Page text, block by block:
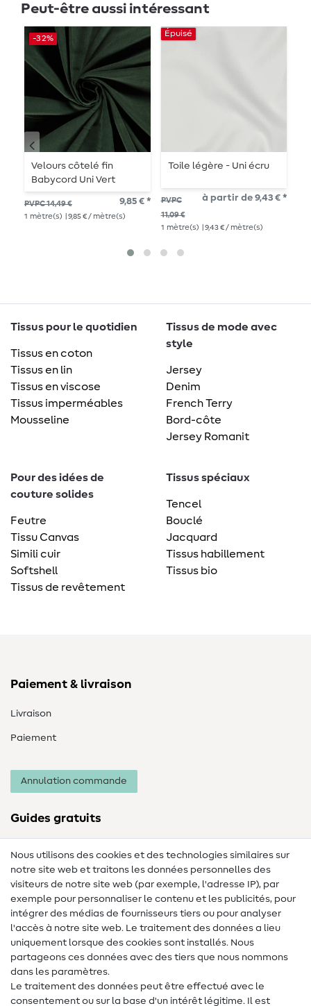
Peut-être aussi intéressant
-32%
Velours côtelé fin
Babycord Uni Vert
foncé
PVPC 14,49 € 9,85 € *
1 mètre(s) | 9,85 € / mètre(s)
Épuisé
Toile légère - Uni écru
PVPC
11,09 €
à partir de 9,43 € *
1 mètre(s) | 9,43 € / mètre(s)
Tissus pour le quotidien
Tissus en coton
Tissus en lin
Tissus en viscose
Tissus imperméables
Mousseline
Tissus de mode avec
style
Jersey
Denim
French Terry
Bord-côte
Jersey Romanit
Pour des idées de
couture solides
Feutre
Tissu Canvas
Simili cuir
Softshell
Tissus de revêtement
Tissus spéciaux
Tencel
Bouclé
Jacquard
Tissus habillement
Tissus bio
Paiement & livraison
Livraison
Paiement
Annulation commande
Guides gratuits
Lexique de couture
Tutos de couture
Aide & contact
Contact
Changement de propriétaire
FAQ
Nous utilisons des cookies et des technologies similaires sur
notre site web et traitons les données personnelles des
visiteurs de notre site web (par exemple, l'adresse IP), par
exemple pour personnaliser le contenu et les publicités, pour
intégrer des médias de fournisseurs tiers ou pour analyser
l'accès à notre site web. Le traitement des données a lieu
uniquement lorsque des cookies sont installés. Nous
partageons ces données avec des tiers que nous nommons
dans les paramètres.
Le traitement des données peut être effectué avec le
consentement ou sur la base d'un intérêt légitime. Il est